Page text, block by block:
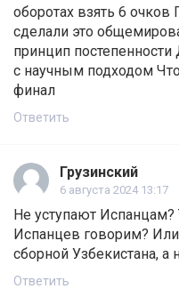
оборотах взять 6
сделали это
принцип
с научным подходом
финал
Ответить
Грузинский
6 августа 2024 13:17
Не уступают
Испанцев говорим?
сборной Узбекистана, а
Ответить